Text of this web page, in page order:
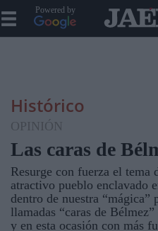
Powered by
Histórico
OPINIÓN
Las caras de
Resurge con fuerza el tema
atractivo pueblo enclavado
dentro de nuestra “mágica”
llamadas “caras de
y en esta ocasión con más